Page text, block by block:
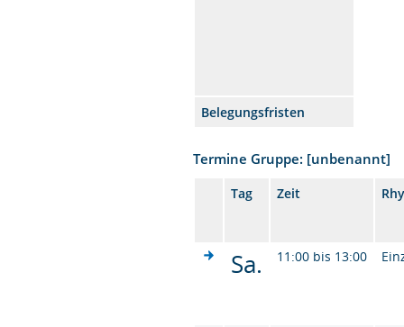
Belegungsfristen
Termine Gruppe: [unbenannt]
Tag Zeit
Sa. 11:00 bis 13:00